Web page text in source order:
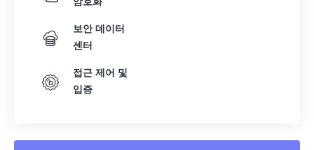
암호화
보안 데이터
센터
접근 제어 및
입증